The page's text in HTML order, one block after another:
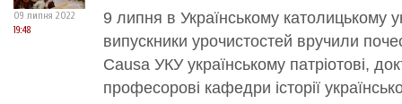
09 липня 2022
19:48
9 липня в Українському католицькому
випускники урочистостей вручили
Causa УКУ українському патріотові,
професорові кафедри історії